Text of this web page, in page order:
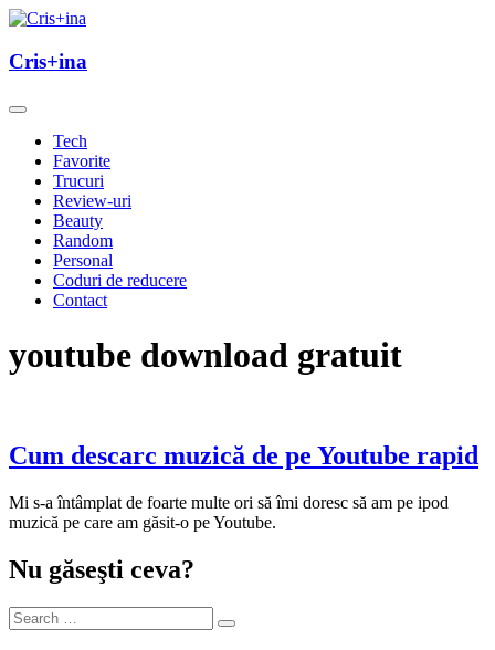
Skip
content
Cris+ina
Cris+ina
Tech
Favorite
Trucuri
Review-uri
Beauty
Random
Personal
Coduri de reducere
Contact
youtube download gratuit
Cum descarc muzică de pe Youtube rapid
Mi s-a întâmplat de foarte multe ori să îmi doresc să am pe ipod
muzică pe care am găsit-o pe Youtube.
Nu găseşti ceva?